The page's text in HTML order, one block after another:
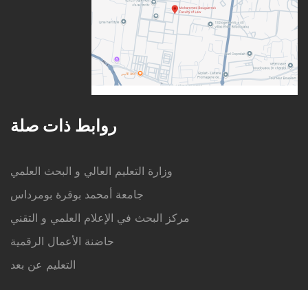
روابط ذات صلة
وزارة التعليم العالي و البحث العلمي
جامعة أمحمد بوقرة بومرداس
مركز البحث في الإعلام العلمي و التقني
حاضنة الأعمال الرقمية
التعليم عن بعد